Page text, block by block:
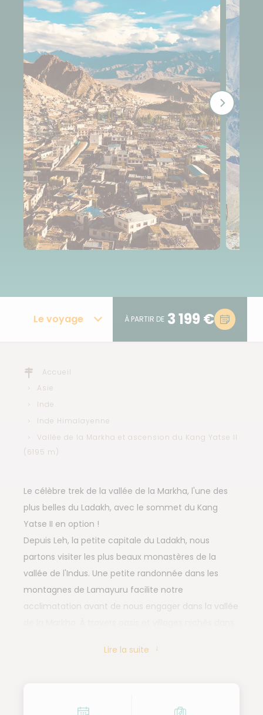
Le voyage À PARTIR DE 3 199 €
Accueil
Asie
Inde
Inde Himalayenne
Vallée de la Markha et ascension du Kang Yatse II
(6195 m)
Le célèbre trek de la vallée de la Markha, l'une des
plus belles du Ladakh, avec le sommet du Kang
Yatse II en option !
Depuis Leh, la petite capitale du Ladakh, nous
partons visiter les plus beaux monastères de la
vallée de l'Indus. Une petite randonnée dans les
montagnes de Lamayuru facilite notre
acclimatation avant de nous engager dans la vallée
en villages, à la découverte de la vie rurale des
et les cols d'altitude qui jalonnent le massif du
Lire la suite